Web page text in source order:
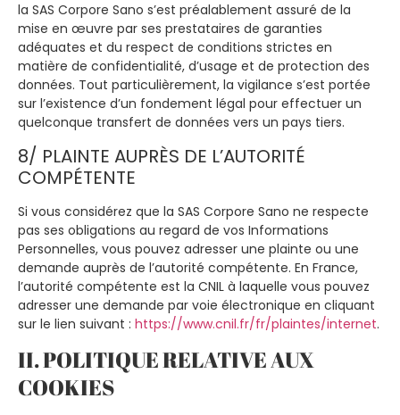
la SAS Corpore Sano s’est préalablement assuré de la
mise en œuvre par ses prestataires de garanties
adéquates et du respect de conditions strictes en
matière de confidentialité, d’usage et de protection des
données. Tout particulièrement, la vigilance s’est portée
sur l’existence d’un fondement légal pour effectuer un
quelconque transfert de données vers un pays tiers.
8/ PLAINTE AUPRÈS DE L’AUTORITÉ
COMPÉTENTE
Si vous considérez que la SAS Corpore Sano ne respecte
pas ses obligations au regard de vos Informations
Personnelles, vous pouvez adresser une plainte ou une
demande auprès de l’autorité compétente. En France,
l’autorité compétente est la CNIL à laquelle vous pouvez
adresser une demande par voie électronique en cliquant
sur le lien suivant : https://www.cnil.fr/fr/plaintes/internet.
II. POLITIQUE RELATIVE AUX
COOKIES